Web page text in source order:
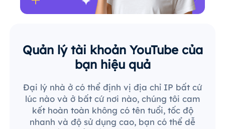
Quản lý tài khoản YouTube của
bạn hiệu quả
Đại lý nhà ở có thể định vị địa chỉ IP bất cứ
lúc nào và ở bất cứ nơi nào, chúng tôi cam
kết hoàn toàn không có tên tuổi, tốc độ
nhanh và độ sử dụng cao, bạn có thể dễ